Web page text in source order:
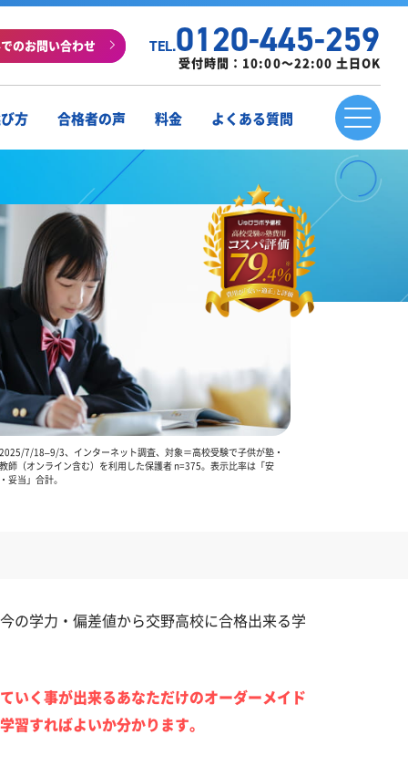
のお問い合わせ TEL.0120-445-259
受付時間：10:00～22:00 土日OK
方 合格者の声 料金 よくある質問
7/18–9/3、インターネット調査、対象＝高校受験で子供が塾・
師（オンライン含む）を利用した保護者 n=375。表示比率は「安
妥当」合計。
の学力・偏差値から交野高校に合格出来る学
いく事が出来るあなただけのオーダーメイド
すればよいか分かります。